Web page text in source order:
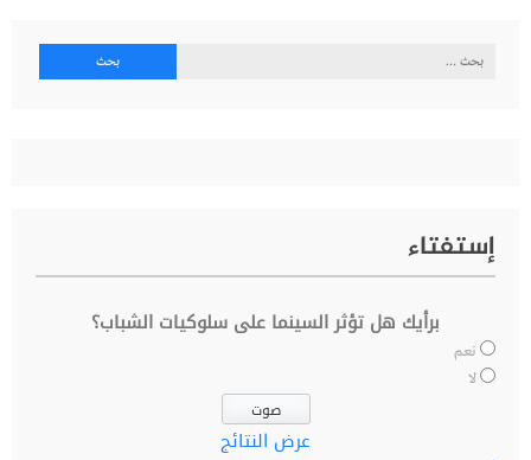
البحث
إستفتاء
برأيك هل تؤثر السينما على سلوكيات الشباب؟
نعم
لا
عرض النتائج